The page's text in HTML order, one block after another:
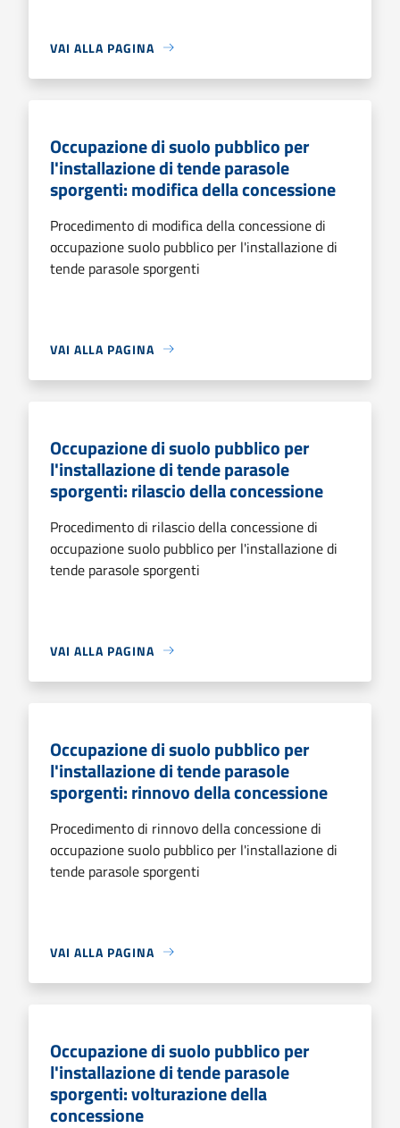
VAI ALLA PAGINA
Occupazione di suolo pubblico per
l'installazione di tende parasole
sporgenti: modifica della concessione
Procedimento di modifica della concessione di
occupazione suolo pubblico per l'installazione di
tende parasole sporgenti
VAI ALLA PAGINA
Occupazione di suolo pubblico per
l'installazione di tende parasole
sporgenti: rilascio della concessione
Procedimento di rilascio della concessione di
occupazione suolo pubblico per l'installazione di
tende parasole sporgenti
VAI ALLA PAGINA
Occupazione di suolo pubblico per
l'installazione di tende parasole
sporgenti: rinnovo della concessione
Procedimento di rinnovo della concessione di
occupazione suolo pubblico per l'installazione di
tende parasole sporgenti
VAI ALLA PAGINA
Occupazione di suolo pubblico per
l'installazione di tende parasole
sporgenti: volturazione della
concessione